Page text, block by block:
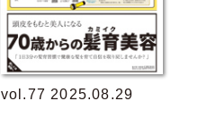
vol.77 2025.08.29